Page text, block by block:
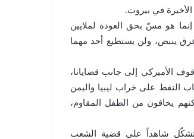
الأخيرة في بيروت.
هو مسّ بحق العودة لملايين
عرق ينبض، ولن يستطيع أحد مهما
الأميركي إلى جانب قضايانا،
النفط على خراب ليبيا واليمن
يخافون من الطفل المقاوم،
تشكّل شاهداً على قضية الشعب